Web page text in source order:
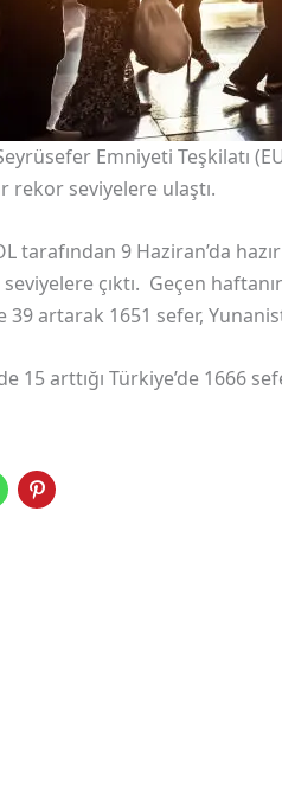
Emniyeti Teşkilatı
rekor seviyelere ulaştı.
tarafından 9 Haziran’da
çıktı. Geçen
39 artarak 1651 sefer,
15 arttığı Türkiye’de 1666